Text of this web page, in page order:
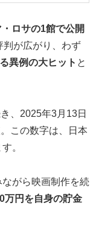
ロサの1館で公開
判が広がり、わず
異例の大ヒット と
、2025年3月13日
この数字は、日本
。
がら映画制作を続
万円を自身の貯金